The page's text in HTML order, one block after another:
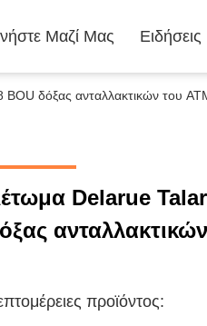
Μαζί Μας Ειδήσεις
δόξας ανταλλακτικών του
Delarue
προϊόντος: